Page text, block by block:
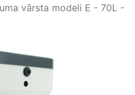
vārsta modeli E - 70L -